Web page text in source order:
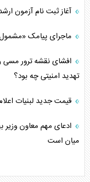
آغاز ثبت نام آزمون
ماجرای پیامک
افشای نقشه ترور مسی
تهدید امنیتی چه بود؟
قیمت جدید لبنیات
ادعای مهم معاون وزیر
میان است